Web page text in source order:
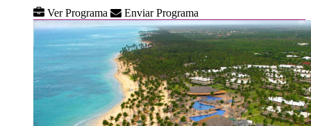
Ver Programa Enviar Programa